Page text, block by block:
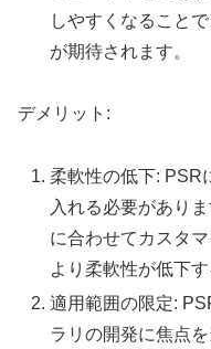
しやすくなること
が期待されます。
デメリット:
柔軟性の低下: PSR
入れる必要があり
に合わせてカスタ
より柔軟性が低下
適用範囲の限定:
ラリの開発に焦点